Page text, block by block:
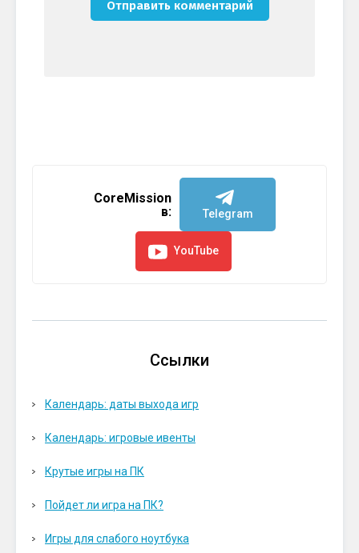
CoreMission
в:
Telegram
YouTube
Ссылки
Календарь: даты выхода игр
Календарь: игровые ивенты
Крутые игры на ПК
Пойдет ли игра на ПК?
Игры для слабого ноутбука